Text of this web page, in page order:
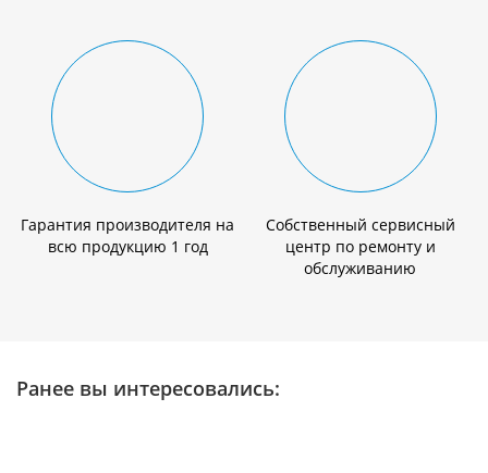
Гарантия производителя на
всю продукцию 1 год
Собственный сервисный
центр по ремонту и
обслуживанию
Ранее вы интересовались: